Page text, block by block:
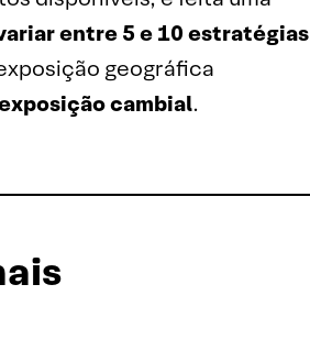
entre 5 e 10 estratégias
geográfica
cambial.